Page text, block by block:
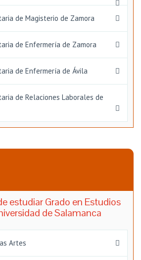
de Magisterio de Zamora
de Enfermería de Zamora
de Enfermería de Ávila
de Relaciones Laborales de
estudiar Grado en Estudios
de Salamanca
Artes